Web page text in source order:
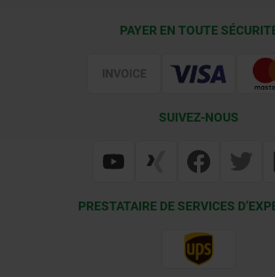
PAYER EN TOUTE
SUIVEZ-NOUS
PRESTATAIRE DE SERVICES